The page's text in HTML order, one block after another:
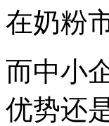
在奶粉
而中小
优势还